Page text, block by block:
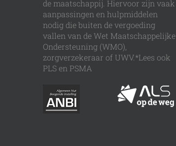
de maatschappij. Hiervoor zijn vaak
aanpassingen en hulpmiddelen
nodig die buiten de vergoeding
vallen van de Wet Maatschappelijke
Ondersteuning (WMO),
zorgverzekeraar of UWV.*Lees ook
PLS en PSMA